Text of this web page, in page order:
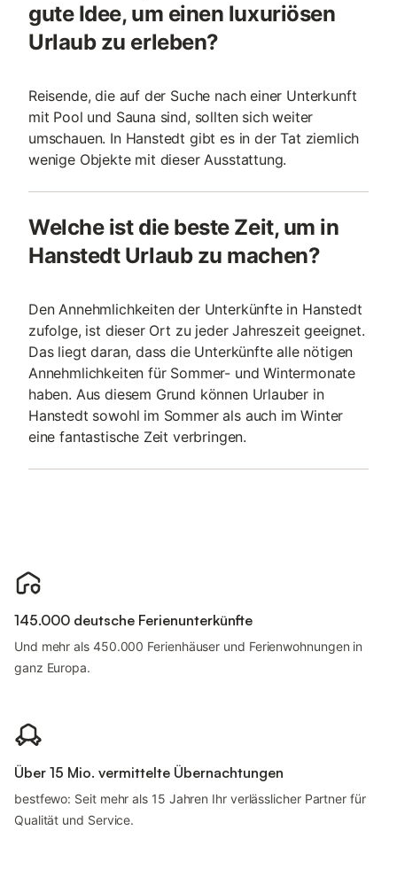
gute Idee, um einen luxuriösen
Urlaub zu erleben?
Reisende, die auf der Suche nach einer Unterkunft
mit Pool und Sauna sind, sollten sich weiter
umschauen. In Hanstedt gibt es in der Tat ziemlich
wenige Objekte mit dieser Ausstattung.
Welche ist die beste Zeit, um in
Hanstedt Urlaub zu machen?
Den Annehmlichkeiten der Unterkünfte in Hanstedt
zufolge, ist dieser Ort zu jeder Jahreszeit geeignet.
Das liegt daran, dass die Unterkünfte alle nötigen
Annehmlichkeiten für Sommer- und Wintermonate
haben. Aus diesem Grund können Urlauber in
Hanstedt sowohl im Sommer als auch im Winter
eine fantastische Zeit verbringen.
145.000 deutsche Ferienunterkünfte
Und mehr als 450.000 Ferienhäuser und Ferienwohnungen in
ganz Europa.
Über 15 Mio. vermittelte Übernachtungen
bestfewo: Seit mehr als 15 Jahren Ihr verlässlicher Partner für
Qualität und Service.